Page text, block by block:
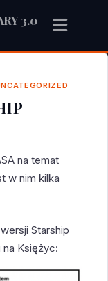
3.0
na temat
w nim kilka
Starship
na Księżyc: